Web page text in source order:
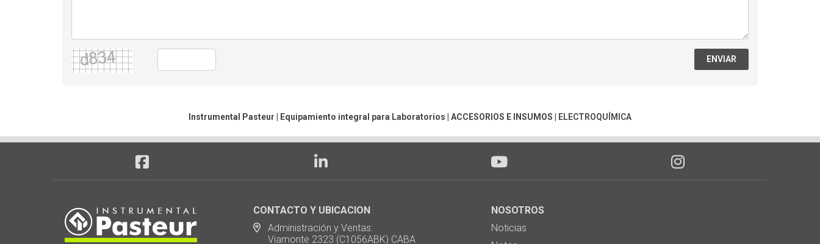
ENVIAR
Instrumental Pasteur | Equipamiento integral para Laboratorios | ACCESORIOS E INSUMOS ELECTROQUÍMICA
CONTACTO Y UBICACION
Administración y Ventas:
Viamonte 2323 (C1056ABK) CABA
NOSOTROS
Noticias